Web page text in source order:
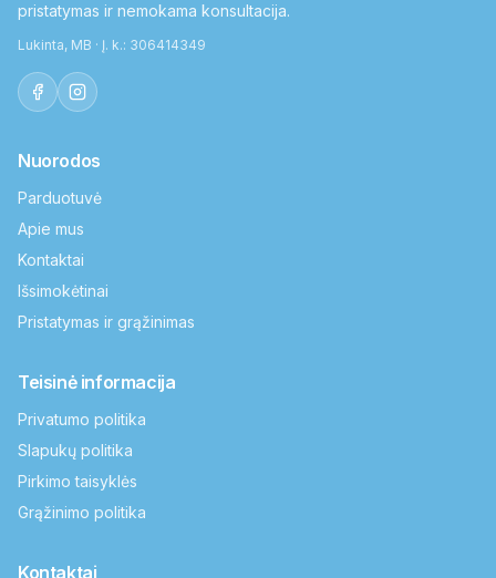
pristatymas ir nemokama konsultacija.
Lukinta, MB · Į. k.: 306414349
Nuorodos
Parduotuvė
Apie mus
Kontaktai
Išsimokėtinai
Pristatymas ir grąžinimas
Teisinė informacija
Privatumo politika
Slapukų politika
Pirkimo taisyklės
Grąžinimo politika
Kontaktai